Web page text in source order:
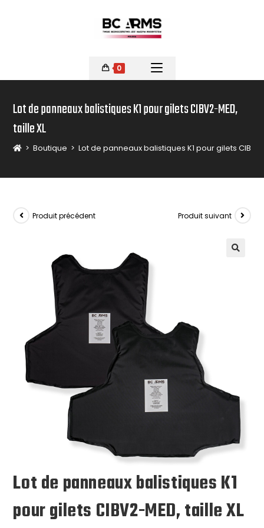
0
Lot de panneaux balistiques K1 pour gilets CIBV2-MED,
taille XL
> Boutique > Lot de panneaux balistiques K1 pour gilets CIBV2-
Produit précédent Produit suivant
Lot de panneaux balistiques K1
pour gilets CIBV2-MED, taille XL